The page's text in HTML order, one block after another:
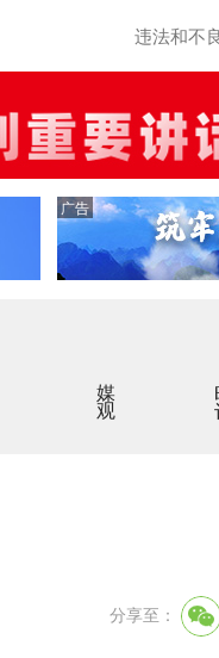
违法和不
广告
媒观
分享至：